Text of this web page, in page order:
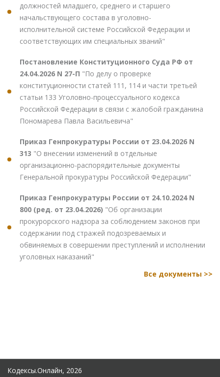
должностей младшего, среднего и старшего
начальствующего состава в уголовно-
исполнительной системе Российской Федерации и
соответствующих им специальных званий"
Постановление Конституционного Суда РФ от
24.04.2026 N 27-П "По делу о проверке
конституционности статей 111, 114 и части третьей
статьи 133 Уголовно-процессуального кодекса
Российской Федерации в связи с жалобой гражданина
Пономарева Павла Васильевича"
Приказ Генпрокуратуры России от 23.04.2026 N
313 "О внесении изменений в отдельные
организационно-распорядительные документы
Генеральной прокуратуры Российской Федерации"
Приказ Генпрокуратуры России от 24.10.2024 N
800 (ред. от 23.04.2026) "Об организации
прокурорского надзора за соблюдением законов при
содержании под стражей подозреваемых и
обвиняемых в совершении преступлений и исполнении
уголовных наказаний"
Все документы >>
Кодексы.Онлайн, 2026